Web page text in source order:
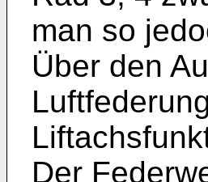
man so
Über den
Der